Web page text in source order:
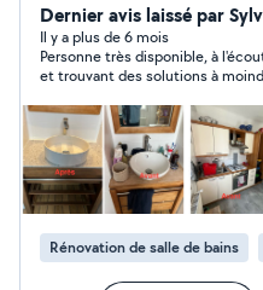
communique aucun tarif
exacte du besoin. Je me
MERCI DE RÉPONDRE
SONT FAITES RAPPEL : Les demandes en privé par un
client se trouvant hors de
géographique ne peuvent
Dernier avis laissé par
Il y a plus de 6 mois
Personne très disponible, à
et trouvant des solutions à moindre cout . Je le
Rénovation de salle de bains